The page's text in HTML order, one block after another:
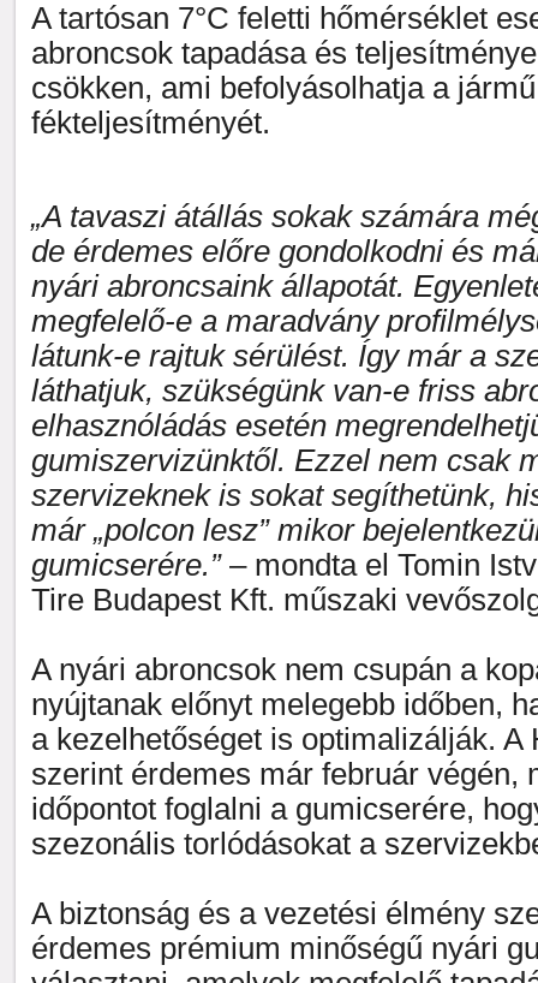
A tartósan 7°C feletti hőmérséklet
abroncsok tapadása és
csökken, ami befolyásolhatja a
fékteljesítményét.
„A tavaszi átállás sokak számára
de érdemes előre gondolkodni és
nyári abroncsaink állapotát.
megfelelő-e a maradvány
látunk-e rajtuk sérülést. Így már a
láthatjuk, szükségünk van-e friss
elhasznóládás esetén
gumiszervizünktől. Ezzel nem csak
szervizeknek is sokat segíthetünk,
már „polcon lesz” mikor
gumicserére.”– mondta el Tomin
Tire Budapest Kft. műszaki
A nyári abroncsok nem csupán a
nyújtanak előnyt melegebb időben,
a kezelhetőséget is optimalizálják. A
szerint érdemes már február végén,
időpontot foglalni a gumicserére,
szezonális torlódásokat a
A biztonság és a vezetési élmény
érdemes prémium minőségű nyári